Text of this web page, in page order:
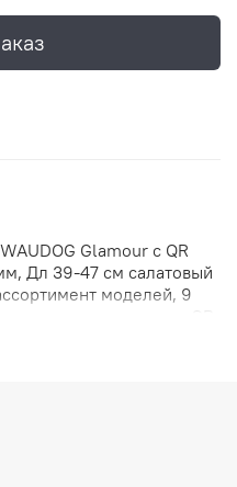
Glamour с QR
Дл 39-47 см салатовый
моделей, 9